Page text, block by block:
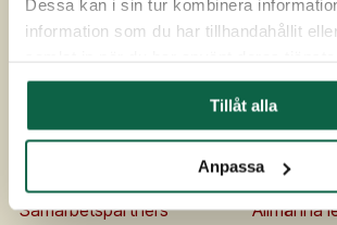
Dessa kan i sin tur kombinera
information som du har tillhandahållit
Tillåt alla
Anpassa
Om oss
Medarbetare
Samarbetspartners
Kontakta
FAQ
Om
Köpvillkor
Allmänna